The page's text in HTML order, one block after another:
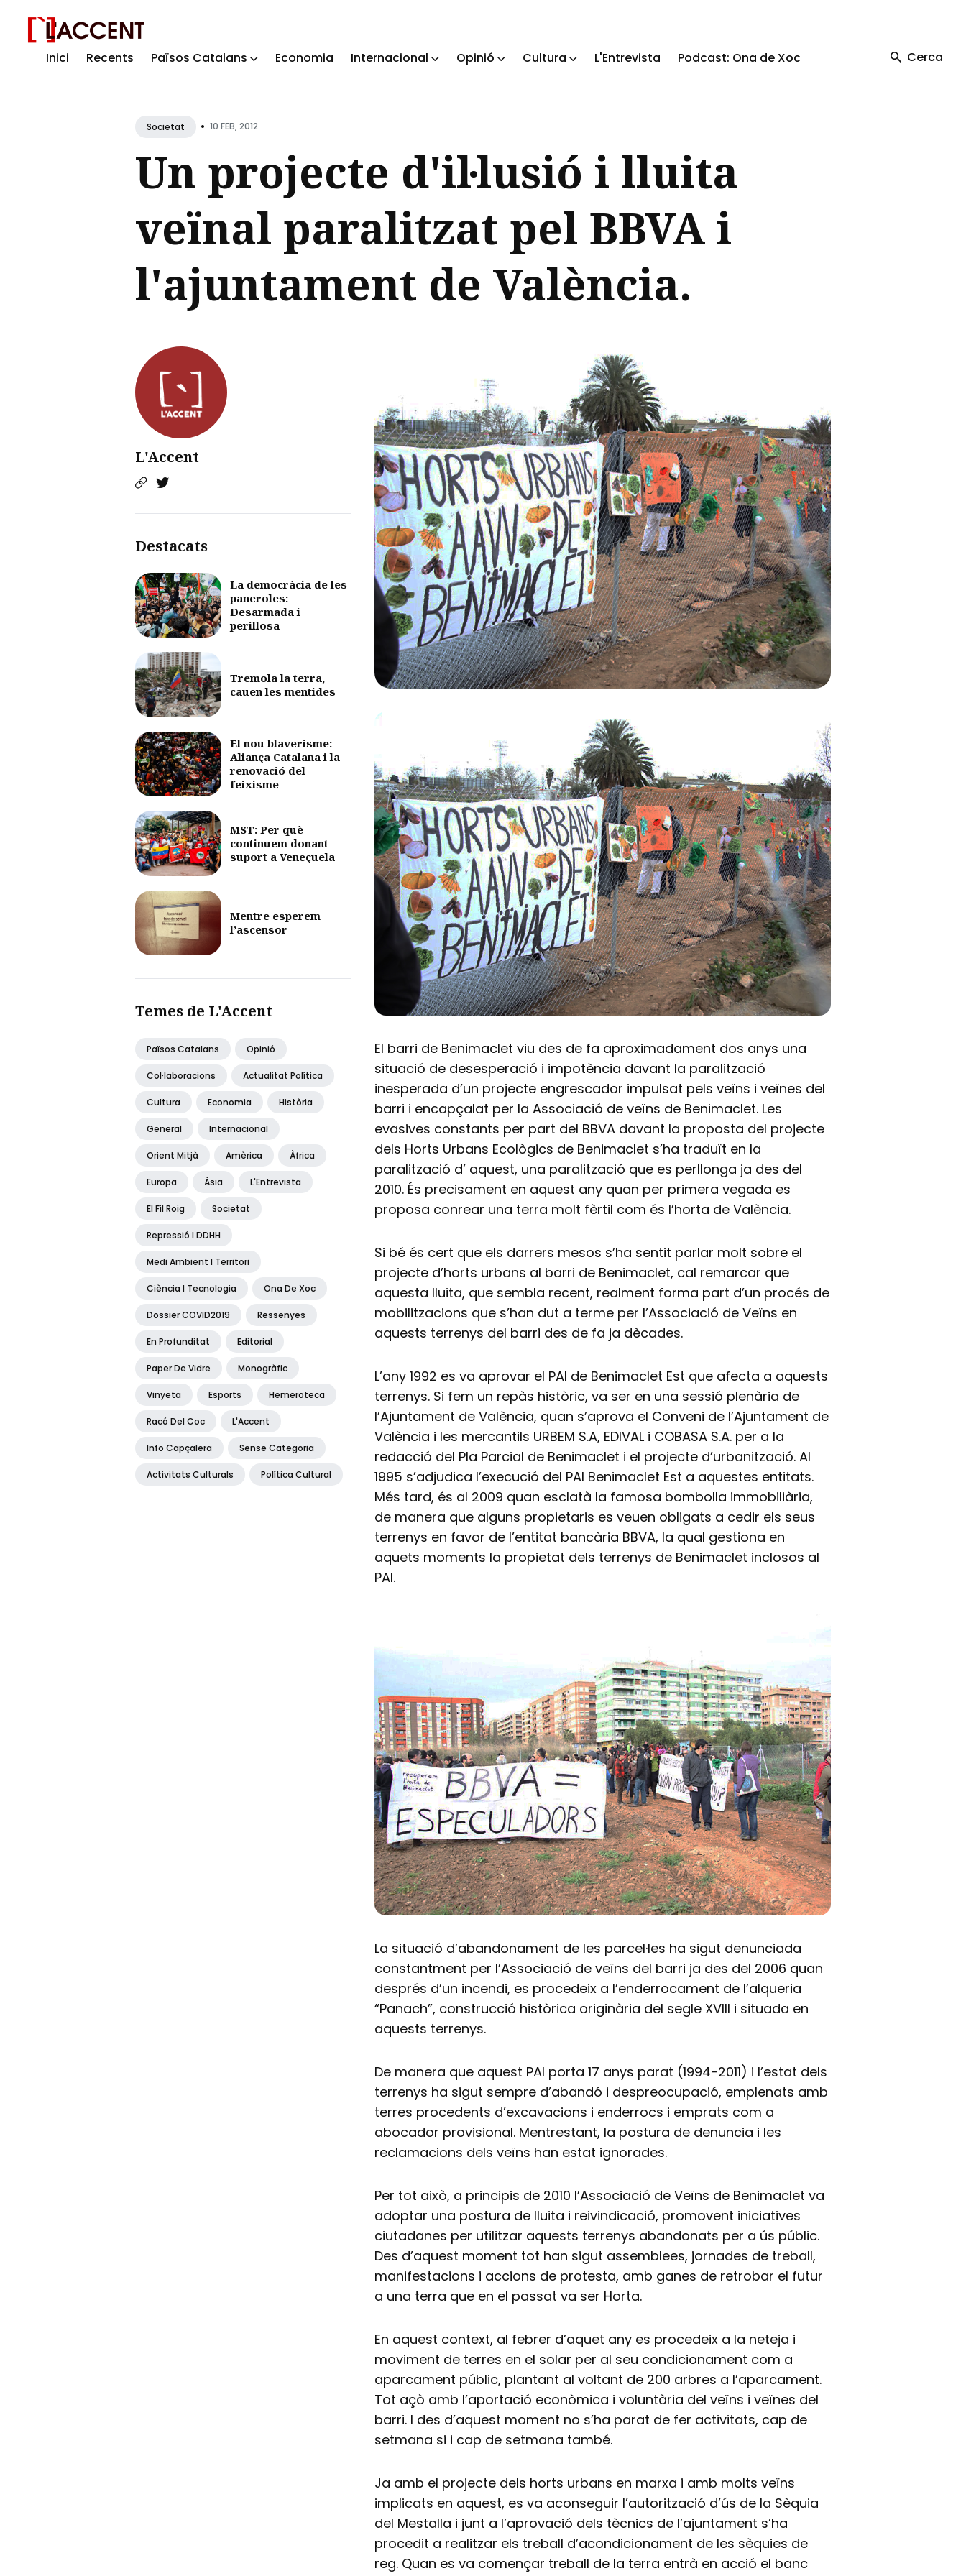
Inici Recents Països Catalans Economia Internacional Opinió Cultura L'Entrevista Podcast: Ona de Xoc Cerca
Societat • 10 FEB, 2012
Un projecte d'il·lusió i lluita
veïnal paralitzat pel BBVA i
l'ajuntament de València.
L'Accent
Destacats
La democràcia de les
paneroles:
Desarmada i
perillosa
Tremola la terra,
cauen les mentides
El nou blaverisme:
Aliança Catalana i la
renovació del
feixisme
MST: Per què
continuem donant
suport a Veneçuela
Mentre esperem
l’ascensor
Temes de L'Accent
Països Catalans Opinió
Col·laboracions Actualitat Política
Cultura Economia Història
General Internacional
Orient Mitjà Amèrica Àfrica
Europa Àsia L'Entrevista
El Fil Roig Societat
Repressió I DDHH
Medi Ambient I Territori
Ciència I Tecnologia Ona De Xoc
Dossier COVID2019 Ressenyes
En Profunditat Editorial
Paper De Vidre Monogràfic
Vinyeta Esports Hemeroteca
Racó Del Coc L'Accent
Info Capçalera Sense Categoria
Activitats Culturals Política Cultural
El barri de Benimaclet viu des de fa aproximadament dos anys una
situació de desesperació i impotència davant la paralització
inesperada d’un projecte engrescador impulsat pels veïns i veïnes del
barri i encapçalat per la Associació de veïns de Benimaclet. Les
evasives constants per part del BBVA davant la proposta del projecte
dels Horts Urbans Ecològics de Benimaclet s’ha traduït en la
paralització d’ aquest, una paralització que es perllonga ja des del
2010. És precisament en aquest any quan per primera vegada es
proposa conrear una terra molt fèrtil com és l’horta de València.
Si bé és cert que els darrers mesos s’ha sentit parlar molt sobre el
projecte d’horts urbans al barri de Benimaclet, cal remarcar que
aquesta lluita, que sembla recent, realment forma part d’un procés de
mobilitzacions que s’han dut a terme per l’Associació de Veïns en
aquests terrenys del barri des de fa ja dècades.
L’any 1992 es va aprovar el PAI de Benimaclet Est que afecta a aquests
terrenys. Si fem un repàs històric, va ser en una sessió plenària de
l’Ajuntament de València, quan s’aprova el Conveni de l’Ajuntament de
València i les mercantils URBEM S.A, EDIVAL i COBASA S.A. per a la
redacció del Pla Parcial de Benimaclet i el projecte d’urbanització. Al
1995 s’adjudica l’execució del PAI Benimaclet Est a aquestes entitats.
Més tard, és al 2009 quan esclatà la famosa bombolla immobiliària,
de manera que alguns propietaris es veuen obligats a cedir els seus
terrenys en favor de l’entitat bancària BBVA, la qual gestiona en
aquets moments la propietat dels terrenys de Benimaclet inclosos al
PAI.
La situació d’abandonament de les parcel·les ha sigut denunciada
constantment per l’Associació de veïns del barri ja des del 2006 quan
després d’un incendi, es procedeix a l’enderrocament de l’alqueria
“Panach”, construcció històrica originària del segle XVIII i situada en
aquests terrenys.
De manera que aquest PAI porta 17 anys parat (1994-2011) i l’estat dels
terrenys ha sigut sempre d’abandó i despreocupació, emplenats amb
terres procedents d’excavacions i enderrocs i emprats com a
abocador provisional. Mentrestant, la postura de denuncia i les
reclamacions dels veïns han estat ignorades.
Per tot això, a principis de 2010 l’Associació de Veïns de Benimaclet va
adoptar una postura de lluita i reivindicació, promovent iniciatives
ciutadanes per utilitzar aquests terrenys abandonats per a ús públic.
Des d’aquest moment tot han sigut assemblees, jornades de treball,
manifestacions i accions de protesta, amb ganes de retrobar el futur
a una terra que en el passat va ser Horta.
En aquest context, al febrer d’aquet any es procedeix a la neteja i
moviment de terres en el solar per al seu condicionament com a
aparcament públic, plantant al voltant de 200 arbres a l’aparcament.
Tot açò amb l’aportació econòmica i voluntària del veïns i veïnes del
barri. I des d’aquest moment no s’ha parat de fer activitats, cap de
setmana si i cap de setmana també.
Ja amb el projecte dels horts urbans en marxa i amb molts veïns
implicats en aquest, es va aconseguir l’autorització d’ús de la Sèquia
del Mestalla i junt a l’aprovació dels tècnics de l’ajuntament s’ha
procedit a realitzar els treball d’acondicionament de les sèquies de
reg. Quan es va començar treball de la terra entrà en acció el banc